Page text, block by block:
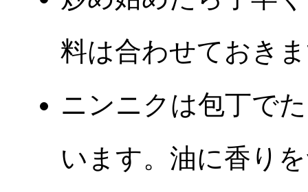
料は合わせておき
ニンニクは包丁で
います。油に香り